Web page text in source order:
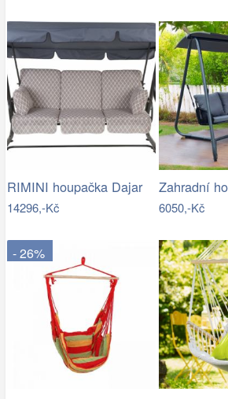
RIMINI houpačka Dajar
14296,-Kč 6050,-Kč
- 26%